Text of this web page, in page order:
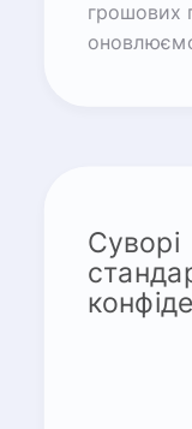
грошових
Суворі